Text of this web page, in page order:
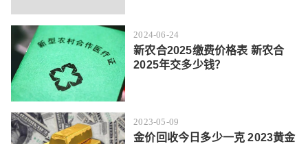
2024-06-24
新农合2025缴费价格表 新农合
2025年交多少钱？
2023-05-09
金价回收今日多少一克 2023黄金